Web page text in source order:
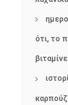
ότι, το